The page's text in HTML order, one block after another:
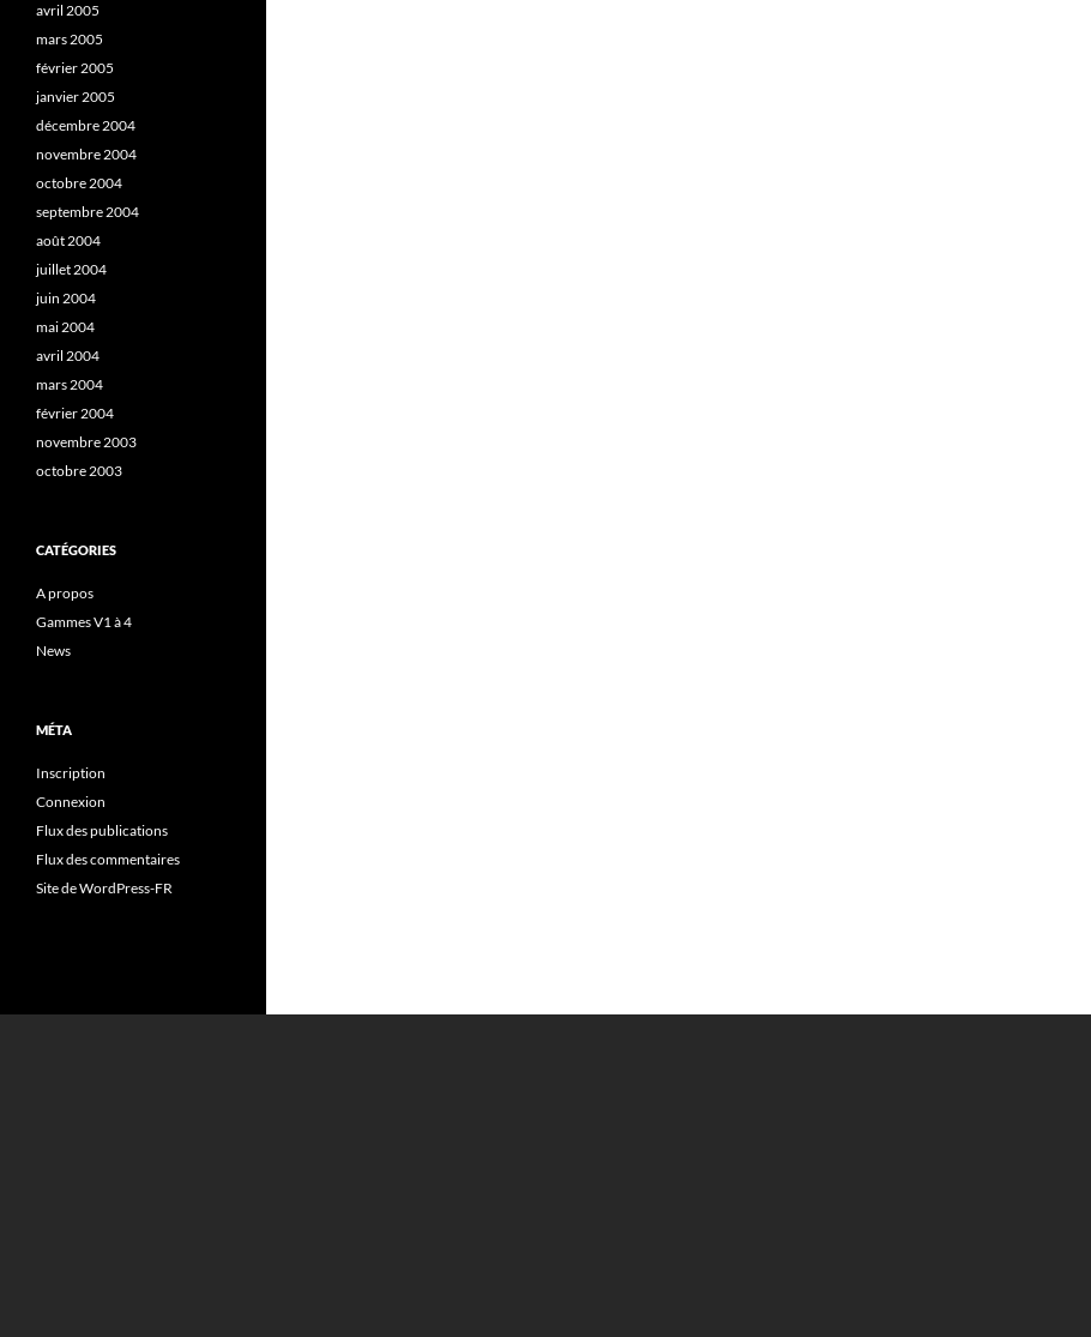
avril 2005
mars 2005
février 2005
janvier 2005
décembre 2004
novembre 2004
octobre 2004
septembre 2004
août 2004
juillet 2004
juin 2004
mai 2004
avril 2004
mars 2004
février 2004
novembre 2003
octobre 2003
CATÉGORIES
A propos
Gammes V1 à 4
News
MÉTA
Inscription
Connexion
Flux des publications
Flux des commentaires
Site de WordPress-FR